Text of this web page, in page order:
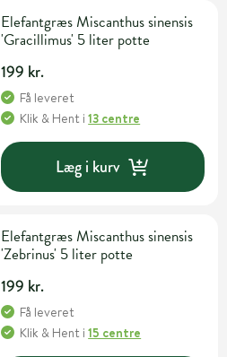
Elefantgræs Miscanthus sinensis
'Gracillimus' 5 liter potte
199 kr.
Få leveret
Klik & Hent i13 centre
Læg i kurv
Elefantgræs Miscanthus sinensis
'Zebrinus' 5 liter potte
199 kr.
Få leveret
Klik & Hent i15 centre